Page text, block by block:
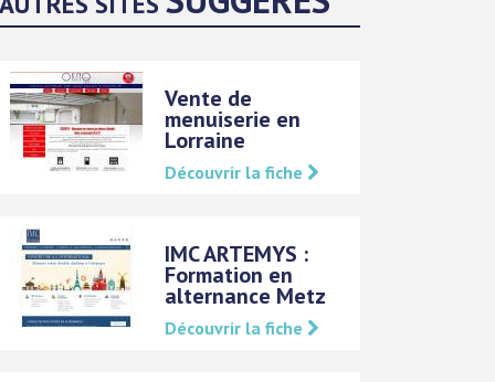
Vente de
menuiserie en
Lorraine
Découvrir la fiche
IMC ARTEMYS :
Formation en
alternance Metz
Découvrir la fiche